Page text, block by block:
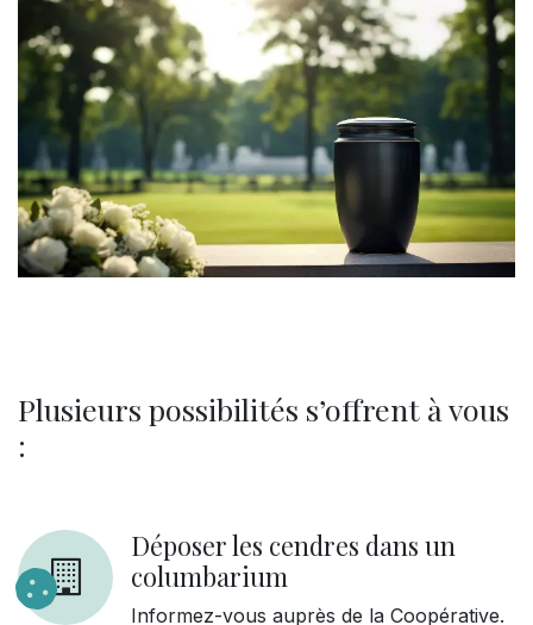
Plusieurs possibilités s’offrent à vous
:
Déposer les cendres dans un
columbarium
Informez-vous auprès de la Coopérative.